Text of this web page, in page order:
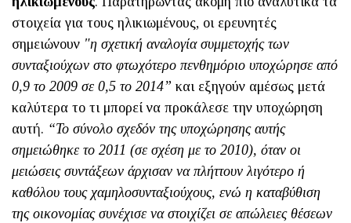
στοιχεία για τους ηλικιωμένους, οι ερευνητές
σημειώνουν "η σχετική αναλογία συμμετοχής των
συνταξιούχων στο φτωχότερο πενθημόριο υποχώρησε από
0,9 το 2009 σε 0,5 το 2014” και εξηγούν αμέσως μετά
καλύτερα το τι μπορεί να προκάλεσε την υποχώρηση
αυτή. “Το σύνολο σχεδόν της υποχώρησης αυτής
σημειώθηκε το 2011 (σε σχέση με το 2010), όταν οι
μειώσεις συντάξεων άρχισαν να πλήττουν λιγότερο ή
καθόλου τους χαμηλοσυνταξιούχους, ενώ η καταβύθιση
της οικονομίας συνέχισε να στοιχίζει σε απώλειες θέσεων